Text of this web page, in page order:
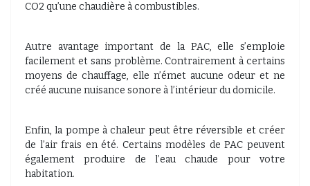
CO2 qu’une chaudière à combustibles.
Autre avantage important de la PAC, elle s’emploie
facilement et sans problème. Contrairement à certains
moyens de chauffage, elle n’émet aucune odeur et ne
créé aucune nuisance sonore à l’intérieur du domicile.
Enfin, la pompe à chaleur peut être réversible et créer
de l’air frais en été. Certains modèles de PAC peuvent
également produire de l’eau chaude pour votre
habitation.